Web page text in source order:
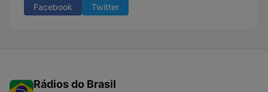
Facebook Twitter
Rádios do Brasil